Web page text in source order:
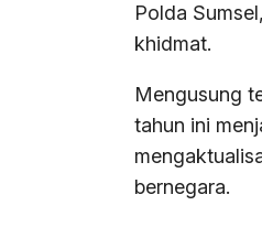
Polda
khidmat.
Mengusung
tahun ini
bernegara.